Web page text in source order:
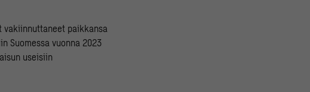
paikkansa
Suomessa vuonna 2023
useisiin